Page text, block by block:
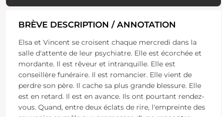
BRÈVE DESCRIPTION / ANNOTATION
Elsa et Vincent se croisent chaque mercredi dans la
salle d'attente de leur psychiatre. Elle est écorchée et
mordante. Il est rêveur et intranquille. Elle est
conseillère funéraire. Il est romancier. Elle vient de
perdre son père. Il cache sa plus grande blessure. Elle
est en retard. Il est en avance. Ils ont pourtant rendez-
vous. Quand, entre deux éclats de rire, l'empreinte des